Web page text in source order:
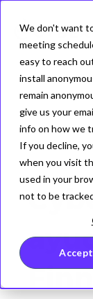
We don't want
meeting
easy to reach
install
remain
give us your
info on how we
If you decline,
when you visit
used in your
not to be
Accept
HISTORIAS